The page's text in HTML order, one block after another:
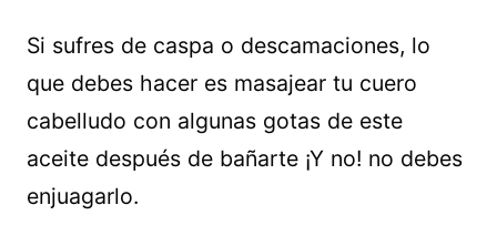
Si sufres de caspa o descamaciones, lo
que debes hacer es masajear tu cuero
cabelludo con algunas gotas de este
aceite después de bañarte ¡Y no! no debes
enjuagarlo.